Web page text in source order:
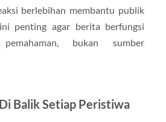
berlebihan membantu publik
penting agar berita berfungsi
bukan sumber
Balik Setiap Peristiwa